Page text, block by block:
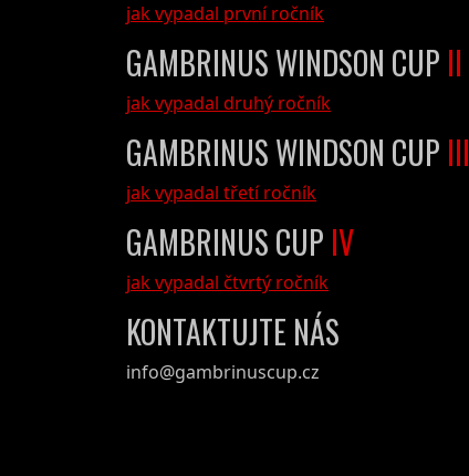
jak vypadal první ročník
GAMBRINUS WINDSON CUP II
jak vypadal druhý ročník
GAMBRINUS WINDSON CUP III
jak vypadal třetí ročník
GAMBRINUS CUP IV
jak vypadal čtvrtý ročník
KONTAKTUJTE NÁS
info@gambrinuscup.cz